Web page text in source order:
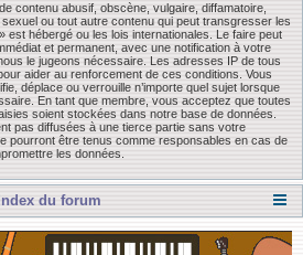
contenu abusif, obscène, vulgaire, diffamatoire,
ou tout autre contenu qui peut transgresser les
hébergé ou les lois internationales. Le faire peut
et permanent, avec une notification à votre
le jugeons nécessaire. Les adresses IP de tous
aider au renforcement de ces conditions. Vous
déplace ou verrouille n’importe quel sujet lorsque
En tant que membre, vous acceptez que toutes
soient stockées dans notre base de données.
pas diffusées à une tierce partie sans votre
pourront être tenus comme responsables en cas de
les données.
Index du forum